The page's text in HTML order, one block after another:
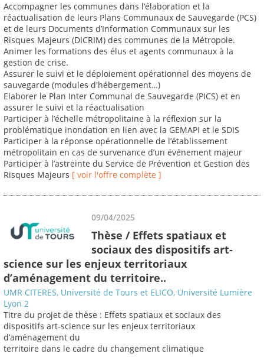
Accompagner les communes dans l’élaboration et la
réactualisation de leurs Plans Communaux de Sauvegarde (PCS)
et de leurs Documents d’Information Communaux sur les
Risques Majeurs (DICRIM) des communes de la Métropole.
Animer les formations des élus et agents communaux à la
gestion de crise.
Assurer le suivi et le déploiement opérationnel des moyens de
sauvegarde (modules d'hébergement…)
Elaborer le Plan Inter Communal de Sauvegarde (PICS) et en
assurer le suivi et la réactualisation
Participer à l’échelle métropolitaine à la réflexion sur la
problématique inondation en lien avec la GEMAPI et le SDIS
Participer à la réponse opérationnelle de l’établissement
métropolitain en cas de survenance d’un événement majeur
Participer à l’astreinte du Service de Prévention et Gestion des
Risques Majeurs [ voir l'offre complète ]
09/04/2025
Thèse / Effets spatiaux et
sociaux des dispositifs art-
science sur les enjeux territoriaux
d’aménagement du territoire..
UMR CITERES, Université de Tours et ELICO, Université Lumière
Lyon 2
Titre du projet de thèse : Effets spatiaux et sociaux des
dispositifs art-science sur les enjeux territoriaux
d’aménagement du
territoire dans le cadre du changement climatique